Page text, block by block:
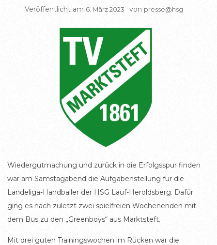
Veröffentlicht am 6. März 2023 von presse@hsg
Wiedergutmachung und zurück in die Erfolgsspur finden
war am Samstagabend die Aufgabenstellung für die
Landeliga-Handballer der HSG Lauf-Heroldsberg. Dafür
ging es nach zuletzt zwei spielfreien Wochenenden mit
dem Bus zu den „Greenboys“ aus Marktsteft.
Mit drei guten Trainingswochen im Rücken war die